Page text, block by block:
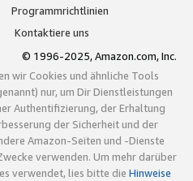
Programmrichtlinien
Kontaktiere uns
© 1996-2025, Amazon.com, Inc.
wir Cookies und ähnliche Tools
nur, um Dir Dienstleistungen
Authentifizierung, der Erhaltung
der Sicherheit und der
Amazon-Seiten und -Dienste
verwenden. Um mehr darüber
verwendet, lies bitte die Hinweise